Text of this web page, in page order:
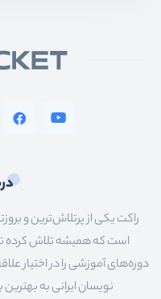
راکت یکی از پرتلاش‌ترین و
است که همیشه تلاش کرده تا
دوره‌های آموزشی را در اختیار
نویسان ایرانی به